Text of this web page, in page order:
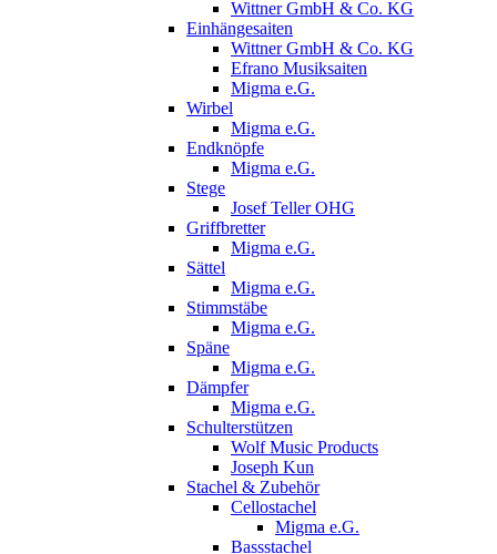
Wittner GmbH & Co. KG
Einhängesaiten
Wittner GmbH & Co. KG
Efrano Musiksaiten
Migma e.G.
Wirbel
Migma e.G.
Endknöpfe
Migma e.G.
Stege
Josef Teller OHG
Griffbretter
Migma e.G.
Sättel
Migma e.G.
Stimmstäbe
Migma e.G.
Späne
Migma e.G.
Dämpfer
Migma e.G.
Schulterstützen
Wolf Music Products
Joseph Kun
Stachel & Zubehör
Cellostachel
Migma e.G.
Bassstachel